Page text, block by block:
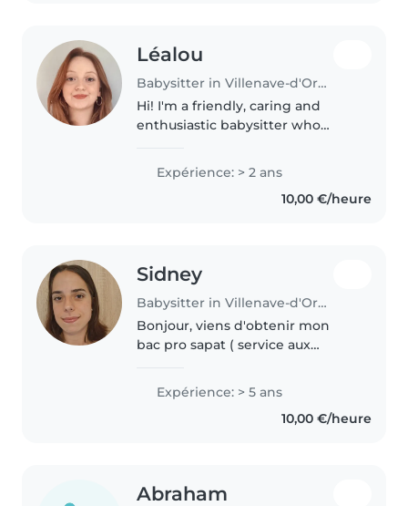
Léalou
Babysitter in Villenave-d'Ornon
Hi! I'm a friendly, caring and
enthusiastic babysitter who
currently studying English and
Korean at university, and English
has been part of my life..
Expérience: > 2 ans
10,00 €/heure
Sidney
Babysitter in Villenave-d'Ornon
Bonjour, viens d'obtenir mon
bac pro sapat ( service aux
prochainement en
apprentissage d'auxiliaire de
Expérience: > 5 ans
10,00 €/heure
Abraham